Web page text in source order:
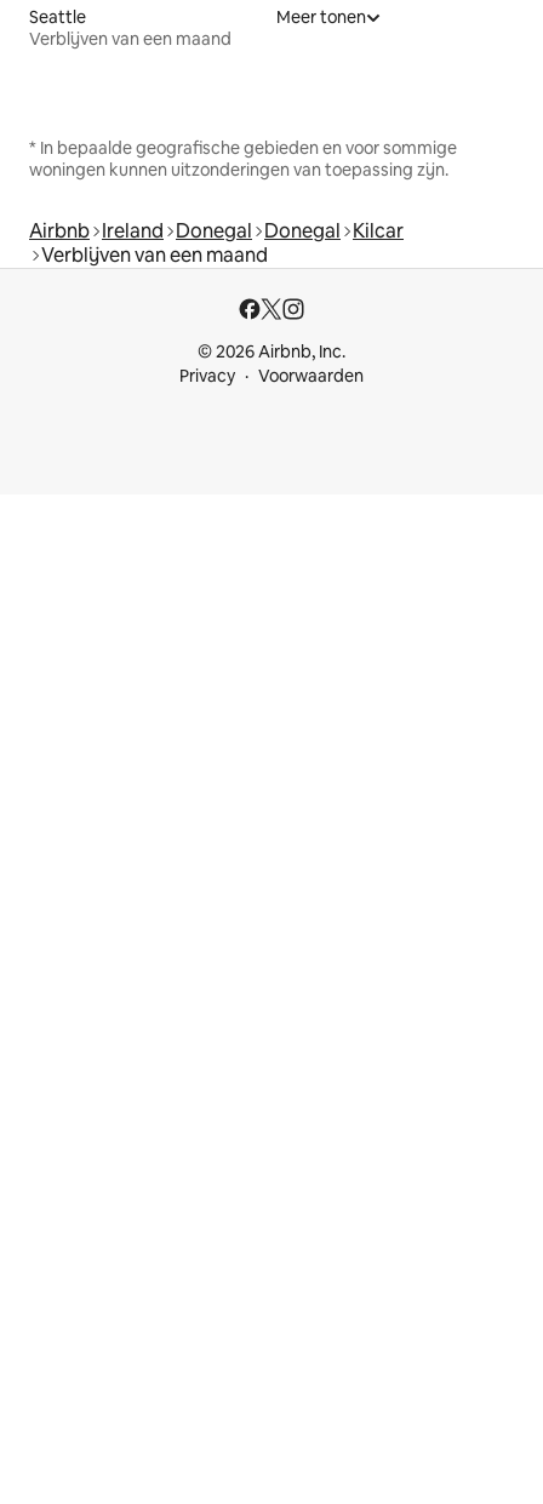
Seattle
Verblijven van een maand
Meer tonen
* In bepaalde geografische gebieden en voor sommige
woningen kunnen uitzonderingen van toepassing zijn.
Airbnb Ireland Donegal Donegal Kilcar
Verblijven van een maand
© 2026 Airbnb, Inc.
Privacy
Voorwaarden